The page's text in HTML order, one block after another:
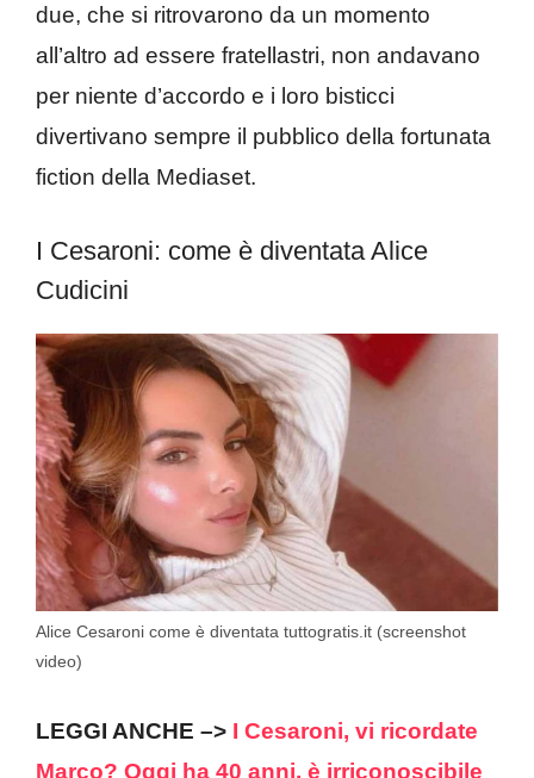
due, che si ritrovarono da un momento
all’altro ad essere fratellastri, non andavano
per niente d’accordo e i loro bisticci
divertivano sempre il pubblico della fortunata
fiction della Mediaset.
I Cesaroni: come è diventata Alice
Cudicini
Alice Cesaroni come è diventata tuttogratis.it (screenshot
video)
LEGGI ANCHE –> I Cesaroni, vi ricordate
Marco? Oggi ha 40 anni, è irriconoscibile